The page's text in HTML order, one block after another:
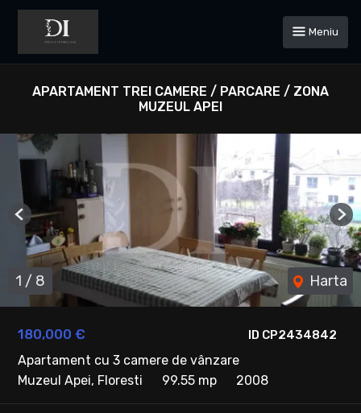
Meniu
APARTAMENT TREI CAMERE / PARCARE / ZONA
MUZEUL APEI
ID CP2434842
180,000 €
Apartament cu 3 camere de vânzare
Muzeul Apei, Floresti
99.55 mp 2008
1 / 8 Harta
Previous